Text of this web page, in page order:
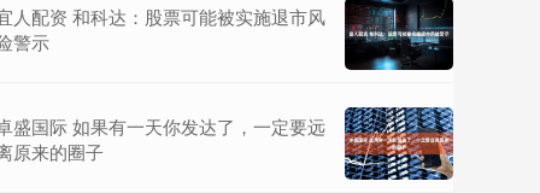
人配资 和科达：股票可能被实施退市风
警示
盛国际 如果有一天你发达了，一定要远
原来的圈子